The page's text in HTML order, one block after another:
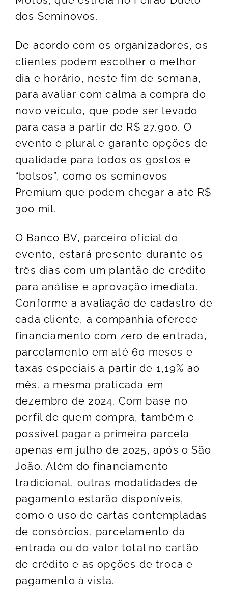
dos Seminovos.
De acordo com os organizadores, os
clientes podem escolher o melhor
dia e horário, neste fim de semana,
para avaliar com calma a compra do
novo veículo, que pode ser levado
para casa a partir de R$ 27.900. O
evento é plural e garante opções de
qualidade para todos os gostos e
“bolsos”, como os seminovos
Premium que podem chegar a até R$
300 mil.
O Banco BV, parceiro oficial do
evento, estará presente durante os
três dias com um plantão de crédito
para análise e aprovação imediata.
Conforme a avaliação de cadastro de
cada cliente, a companhia oferece
financiamento com zero de entrada,
parcelamento em até 60 meses e
taxas especiais a partir de 1,19% ao
mês, a mesma praticada em
dezembro de 2024. Com base no
perfil de quem compra, também é
possível pagar a primeira parcela
apenas em julho de 2025, após o São
João. Além do financiamento
tradicional, outras modalidades de
pagamento estarão disponíveis,
como o uso de cartas contempladas
de consórcios, parcelamento da
entrada ou do valor total no cartão
de crédito e as opções de troca e
pagamento à vista.